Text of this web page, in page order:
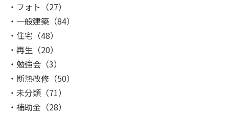
フォト （27）
一般建築 （84）
住宅 （48）
再生 （20）
勉強会 （3）
断熱改修 （50）
未分類 （71）
補助金 （28）